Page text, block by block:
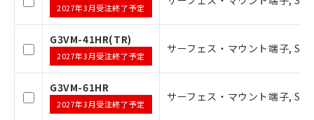
2027年3月受注終了予定
G3VM-41HR(TR)
2027年3月受注終了予定
サーフェス・マウント端子,
G3VM-61HR
2027年3月受注終了予定
サーフェス・マウント端子,
あります。
お客様が当ウェブサイト上で当社にご
登録された部品リストについて、当社
および当社の共同利用者が、当社の製
品・サービスに関するお客様との取
引・商談に必要な範囲で利用すること
をご了承ください。
※当社の共同利用者とは、